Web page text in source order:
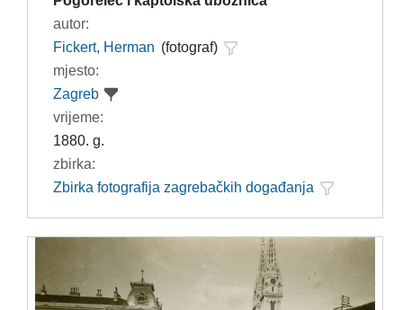
autor:
Fickert, Herman (fotograf)
mjesto:
Zagreb
vrijeme:
1880. g.
zbirka:
Zbirka fotografija zagrebačkih događanja